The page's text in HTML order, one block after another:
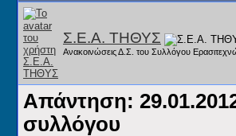
Σ.Ε.Α. ΤΗΘΥΣ
Ανακοινώσεις Δ.Σ. του Συλλόγου
Απάντηση:
συλλόγου